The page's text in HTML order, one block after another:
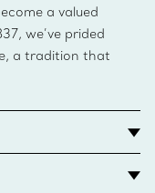
a valued
we’ve prided
a tradition that